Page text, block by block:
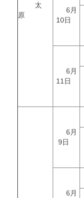
太
原
6月
10日
6月
11日
6月
9日
6月